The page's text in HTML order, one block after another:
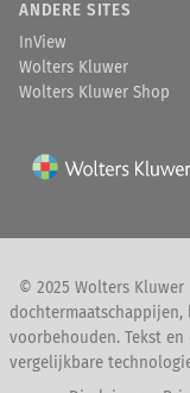
ANDERE SITES
InView
Wolters Kluwer
Wolters Kluwer Shop
© 2025 Wolters Kluwer
voorbehouden. Tekst
vergelijkbare